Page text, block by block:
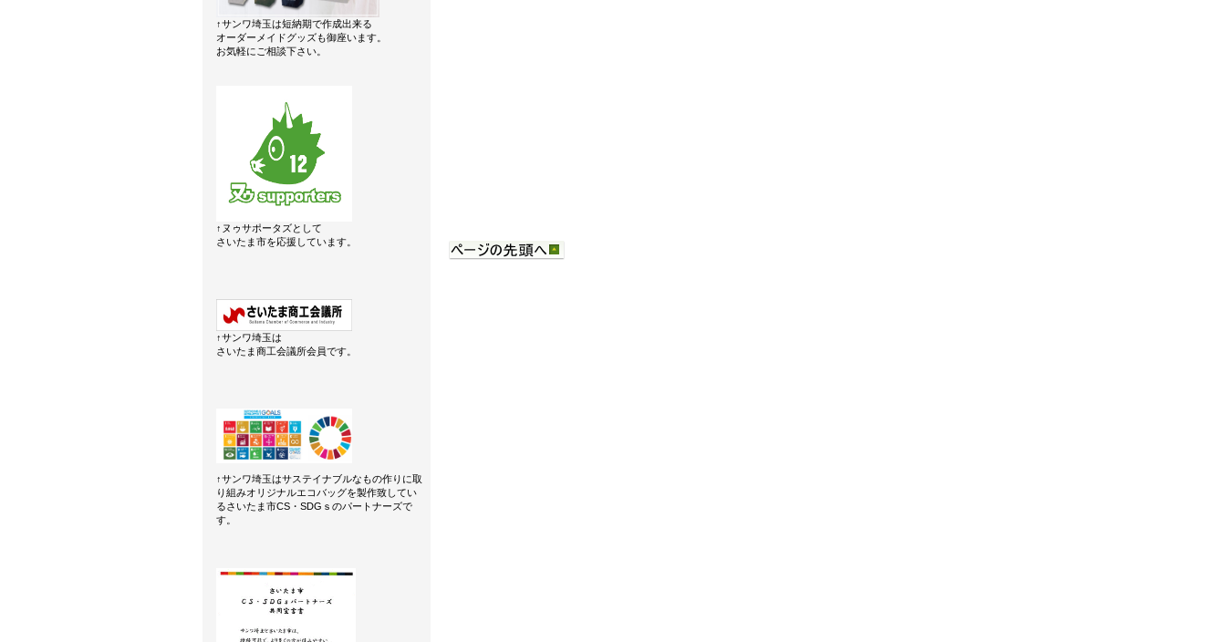
↑サンワ埼玉は短納期で作成出来る
オーダーメイドグッズも御座います。
お気軽にご相談下さい。
↑ヌゥサポータズとして
さいたま市を応援しています。
↑サンワ埼玉は
さいたま商工会議所会員です。
↑サンワ埼玉はサステイナブルなもの作りに取
り組みオリジナルエコバッグを製作致してい
るさいたま市CS・SDGｓのパートナーズで
す。